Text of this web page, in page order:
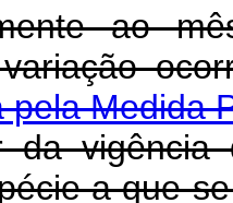
ao
Medida
da vigência
a que